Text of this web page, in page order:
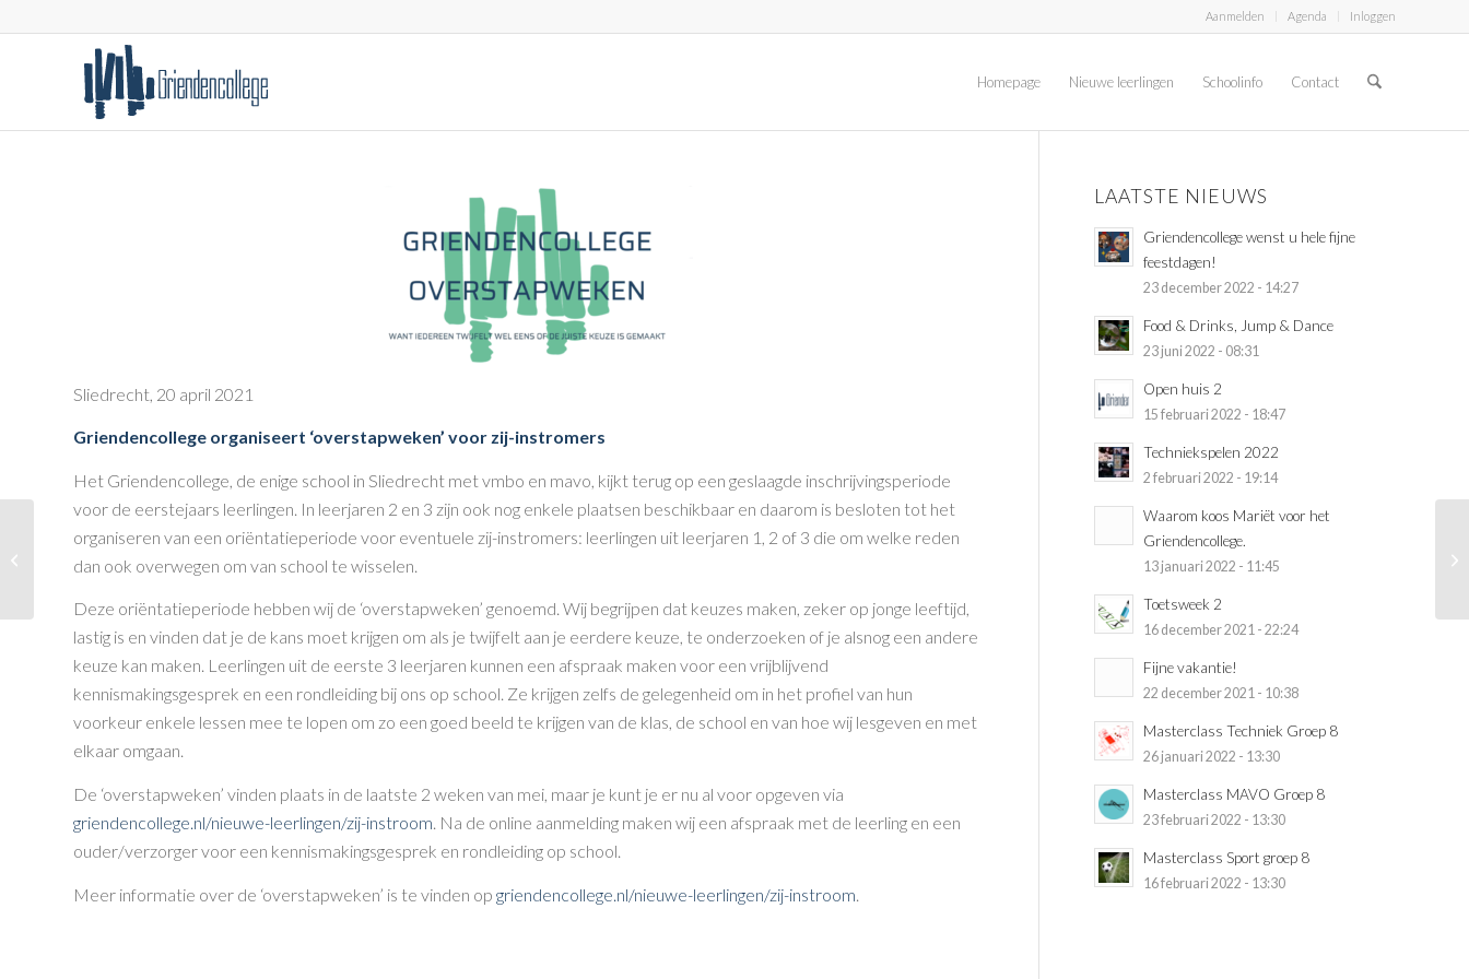
Aanmelden Agenda Inloggen
Homepage Nieuwe leerlingen Schoolinfo Contact
Sliedrecht, 20 april 2021
Griendencollege organiseert ‘overstapweken’ voor zij-instromers
Het Griendencollege, de enige school in Sliedrecht met vmbo en mavo, kijkt terug op een geslaagde inschrijvingsperiode
voor de eerstejaars leerlingen. In leerjaren 2 en 3 zijn ook nog enkele plaatsen beschikbaar en daarom is besloten tot het
organiseren van een oriëntatieperiode voor eventuele zij-instromers: leerlingen uit leerjaren 1, 2 of 3 die om welke reden
dan ook overwegen om van school te wisselen.
Deze oriëntatieperiode hebben wij de ‘overstapweken’ genoemd. Wij begrijpen dat keuzes maken, zeker op jonge leeftijd,
lastig is en vinden dat je de kans moet krijgen om als je twijfelt aan je eerdere keuze, te onderzoeken of je alsnog een andere
keuze kan maken. Leerlingen uit de eerste 3 leerjaren kunnen een afspraak maken voor een vrijblijvend
kennismakingsgesprek en een rondleiding bij ons op school. Ze krijgen zelfs de gelegenheid om in het profiel van hun
voorkeur enkele lessen mee te lopen om zo een goed beeld te krijgen van de klas, de school en van hoe wij lesgeven en met
elkaar omgaan.
De ‘overstapweken’ vinden plaats in de laatste 2 weken van mei, maar je kunt je er nu al voor opgeven via
griendencollege.nl/nieuwe-leerlingen/zij-instroom. Na de online aanmelding maken wij een afspraak met de leerling en een
ouder/verzorger voor een kennismakingsgesprek en rondleiding op school.
Meer informatie over de ‘overstapweken’ is te vinden op griendencollege.nl/nieuwe-leerlingen/zij-instroom
LAATSTE NIEUWS
Griendencollege wenst u hele fijne
feestdagen!
23 december 2022 - 14:27
Food & Drinks, Jump & Dance
23 juni 2022 - 08:31
Open huis 2
15 februari 2022 - 18:47
Techniekspelen 2022
2 februari 2022 - 19:14
Waarom koos Mariët voor het
Griendencollege.
13 januari 2022 - 11:45
Toetsweek 2
16 december 2021 - 22:24
Fijne vakantie!
22 december 2021 - 10:38
Masterclass Techniek Groep 8
26 januari 2022 - 13:30
Masterclass MAVO Groep 8
23 februari 2022 - 13:30
Masterclass Sport groep 8
16 februari 2022 - 13:30
Griendencollege bedrijvendagen